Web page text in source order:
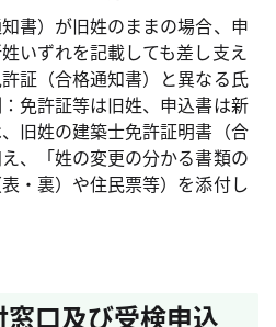
書）が旧姓のままの場合、申
いずれを記載しても差し支え
証（合格通知書）と異なる氏
免許証等は旧姓、申込書は新
旧姓の建築士免許証明書（合
、「姓の変更の分かる書類の
・裏）や住民票等）を添付し
口及び受検申込